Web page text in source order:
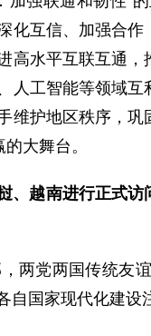
化互信、加强合
高水平互联互通
人工智能等领域
维护地区秩序，
大舞台。
、越南进行正式
两党两国传统友
国家现代化建设